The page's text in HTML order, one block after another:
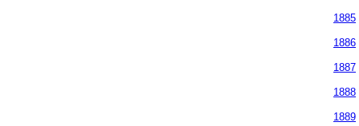
1885
1886
1887
1888
1889